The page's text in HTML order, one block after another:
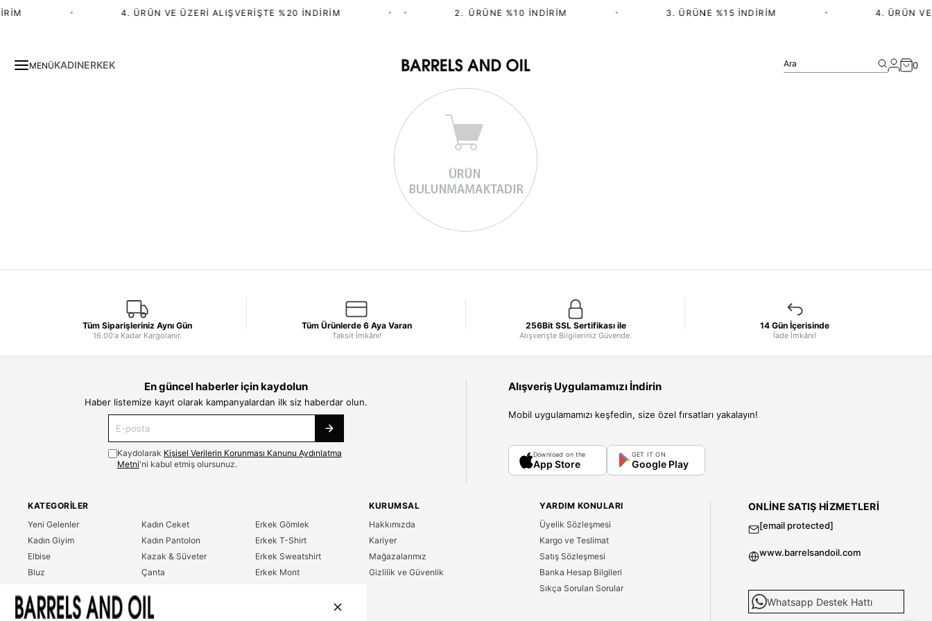
4. ÜRÜN VE ÜZERI ALIŞVERIŞTE %20 İNDIRIM 2.⁠ ⁠ÜRÜNE %10 İNDIRIM 3. ÜRÜNE %15 İNDIRIM 4. ÜRÜN
MENÜKADINERKEK Ara 0
Tüm Siparişleriniz Aynı Gün
16.00'a Kadar Kargolanır.
Tüm Ürünlerde 6 Aya Varan
Taksit İmkânı!
256Bit SSL Sertifikası ile
Alışverişte Bilgileriniz Güvende.
14 Gün İçerisinde
İade İmkânı!
En güncel haberler için kaydolun
Haber listemize kayıt olarak kampanyalardan ilk siz haberdar olun.
Kaydolarak Kişisel Verilerin Korunması Kanunu Aydınlatma
Metni'ni kabul etmiş olursunuz.
Alışveriş Uygulamamızı İndirin
Mobil uygulamamızı keşfedin, size özel fırsatları yakalayın!
Download on the
App Store
GET IT ON
Google Play
KATEGORILER
Yeni Gelenler
Kadın Giyim
Elbise
Bluz
T-Shirt
Kadın Ceket
Kadın Pantolon
Kazak & Süveter
Çanta
Erkek Gömlek
Erkek T-Shirt
Erkek Sweatshirt
Erkek Mont
KURUMSAL
Hakkımızda
Kariyer
Mağazalarımız
Gizlilik ve Güvenlik
YARDIM KONULARI
Üyelik Sözleşmesi
Kargo ve Teslimat
Satış Sözleşmesi
Banka Hesap Bilgileri
Sıkça Sorulan Sorular
ONLINE SATIŞ HIZMETLERI
[email protected]
www.barrelsandoil.com
Whatsapp Destek Hattı